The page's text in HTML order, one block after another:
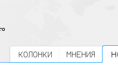
КОЛОНКИ МНЕНИЯ